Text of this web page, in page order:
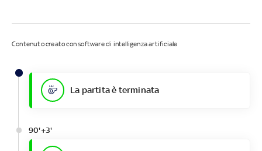
Contenuto creato con software di intelligenza artificiale
La partita è terminata
90'+3'